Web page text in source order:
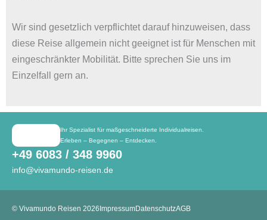
Wir sind gesetzlich verpflichtet darauf hinzuweisen, dass
diese Reise allgemein nicht geeignet ist für Menschen mit
eingeschränkter Mobilität. Bitte sprechen Sie uns im
Einzelfall gern an.
Ihr Spezialist für maßgeschneiderte Individualreisen.
Erleben – Begegnen – Entdecken.
+49 6083 / 348 9960
info@vivamundo-reisen.de
© Vivamundo Reisen 2026 ImpressumDatenschutzAGB